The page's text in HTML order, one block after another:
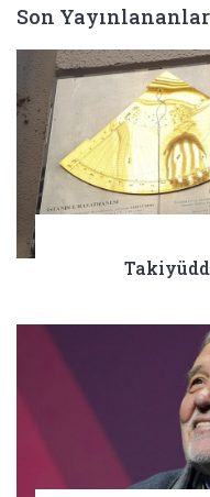
Son Yayınlananlar